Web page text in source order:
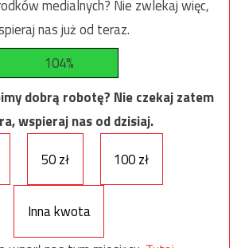
medialnych? Nie zwlekaj więc,
nas już od teraz.
104%
dobrą robotę? Nie czekaj zatem
wspieraj nas od dzisiaj.
50 zł 100 zł
Inna kwota